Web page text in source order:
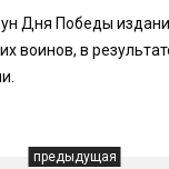
Дня Победы
воинов, в
предыдущая